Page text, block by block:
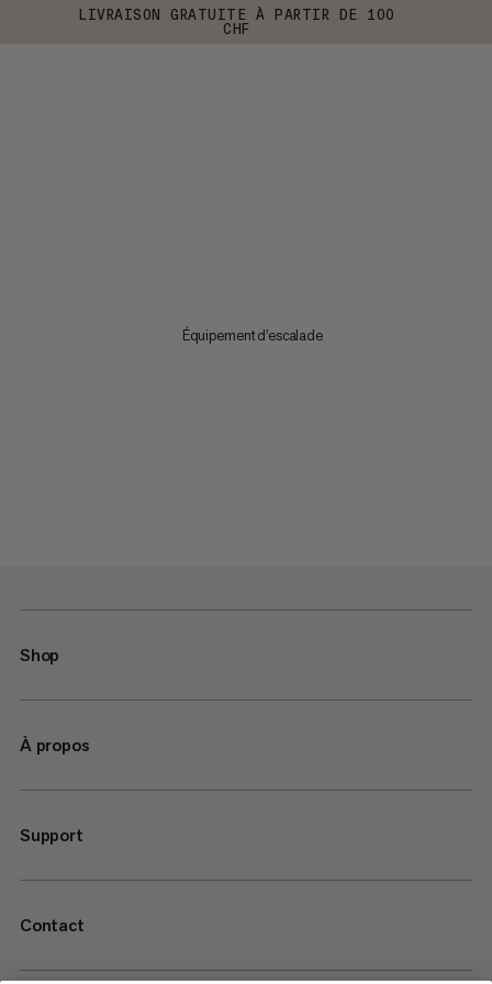
LIVRAISON GRATUITE À PARTIR DE 100
CHF
Équipement d'escalade
Shop
À propos
Support
Contact